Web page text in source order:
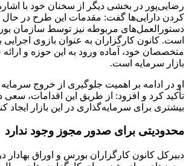
رضایی‌پور در بخشی دیگر از سخنان خود با
کردن دارایی‌ها گفت: مقدمات این طرح در
دستورالعمل‌های مربوطه نیز توسط سازمان
است. کانون کارگزاران به عنوان بازوی اجرایی
متخصصان خود، آماده ورود به این حوزه و ارائه
بازار سرمایه است.
او در ادامه بر اهمیت جلوگیری از خروج سرمایه
تأکید کرد و افزود: از طریق این اقدامات، سعی
بیشتری برای سرمایه‌گذاری در این بازار ایجاد
محدودیتی برای صدور مجوز وجود ندارد
دبیرکل کانون کارگزاران بورس و اوراق بهادار